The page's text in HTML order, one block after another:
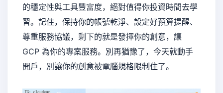
的穩定性與工具豐富度，絕對值得你投資時間去學
習。記住，保持你的帳號乾淨、設定好預算提醒、
尊重服務協議，剩下的就是發揮你的創意，讓
GCP 為你的專案服務。別再猶豫了，今天就動手
開戶，別讓你的創意被電腦規格限制住了。